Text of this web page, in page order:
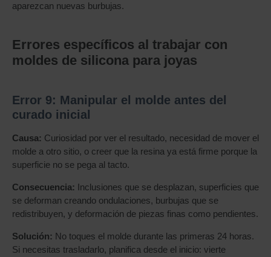
aparezcan nuevas burbujas.
Errores específicos al trabajar con
moldes de silicona para joyas
Error 9: Manipular el molde antes del
curado inicial
Causa: Curiosidad por ver el resultado, necesidad de mover el
molde a otro sitio, o creer que la resina ya está firme porque la
superficie no se pega al tacto.
Consecuencia: Inclusiones que se desplazan, superficies que
se deforman creando ondulaciones, burbujas que se
redistribuyen, y deformación de piezas finas como pendientes.
Solución: No toques el molde durante las primeras 24 horas.
Si necesitas trasladarlo, planifica desde el inicio: vierte